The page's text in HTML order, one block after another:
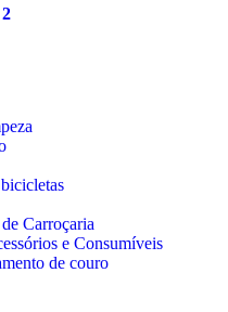
Carroçaria
e Consumíveis
de couro